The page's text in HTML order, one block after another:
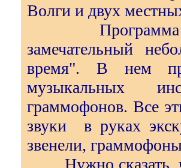
Волги и двух
Программа
замечательный
время". В нем
музыкальных
граммофонов. Все
звуки в руках
звенели,
Нужно сказать,